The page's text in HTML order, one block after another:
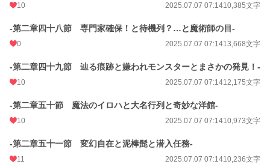
10 2025.07.07 07:1410,385文字
-第二章四十八節 専門家確保！と待機列？…と魔術師の目-
0 2025.07.07 07:1413,668文字
-第二章四十九節 辿る痕跡と嫌われモンスターとまさかの発見！-
10 2025.07.07 07:1412,175文字
-第二章五十節 魔法のイロハと大名行列と奇妙な洋館-
10 2025.07.07 07:1410,973文字
-第二章五十一節 変幻自在と泥棒髭と潜入任務-
11 2025.07.07 07:1410,236文字